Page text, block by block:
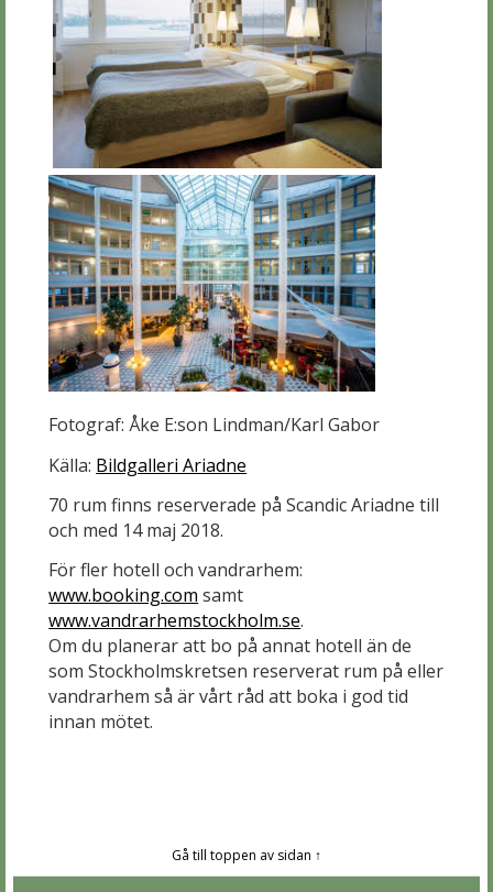
Fotograf: Åke E:son Lindman/Karl Gabor
Källa: Bildgalleri Ariadne
70 rum finns reserverade på Scandic Ariadne till
och med 14 maj 2018.
För fler hotell och vandrarhem:
www.booking.com samt
www.vandrarhemstockholm.se.
Om du planerar att bo på annat hotell än de
som Stockholmskretsen reserverat rum på eller
vandrarhem så är vårt råd att boka i god tid
innan mötet.
Gå till toppen av sidan ↑